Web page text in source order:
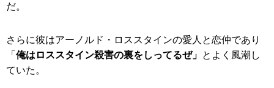
だ。
さらに彼はアーノルド・ロススタインの愛人と恋仲であり
「 俺はロススタイン殺害の裏をしってるぜ」 とよく風潮し
ていた。